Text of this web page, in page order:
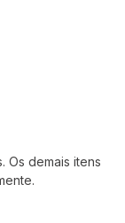
Os demais itens